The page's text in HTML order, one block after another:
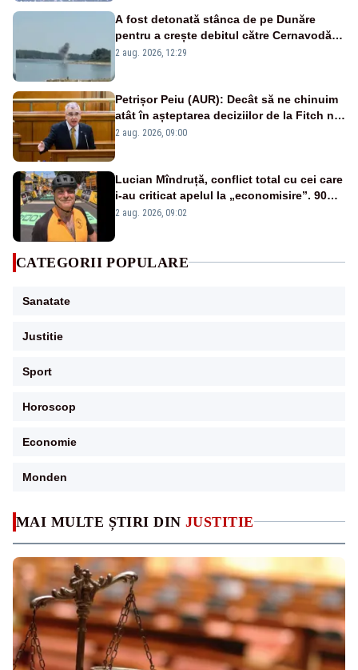
MAI MULTE ȘTIRI DIN JUSTITIE
A fost detonată stânca de pe Dunăre
pentru a crește debitul către Cernavodă –
VIDEO
2 aug. 2026, 12:29
Petrișor Peiu (AUR): Decât să ne chinuim
atât în așteptarea deciziilor de la Fitch nu
ar fi mai bine să ne concentrăm pe temele
2 aug. 2026, 09:00
Lucian Mîndruță, conflict total cu cei care
i-au criticat apelul la „economisire”. 90%
dintre comentarii sunt negative
2 aug. 2026, 09:02
CATEGORII POPULARE
Sanatate
Justitie
Sport
Horoscop
Economie
Monden